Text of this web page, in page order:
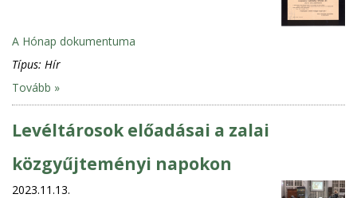
A Hónap dokumentuma
Típus: Hír
Tovább »
Levéltárosok előadásai a zalai
közgyűjteményi napokon
2023.11.13.